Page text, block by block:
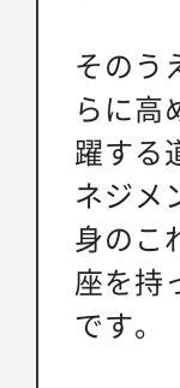
そのう
らに高
躍する
ネジメ
身のこ
座を持
です。